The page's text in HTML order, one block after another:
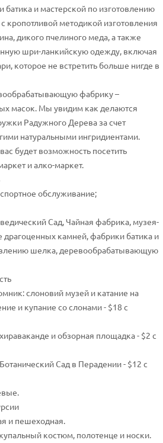
и мастерской по изготовлению
методикой изготовления
дикого пчелиного меда, а также
шри-ланкийскую одежду, включая
которое не встретить больше нигде в
фабрику –
масок. Мы увидим как делаются
Радужного Дерева за счет
натуральными ингридиентами.
будет возможность посетить
и алко-маркет.
обслуживание;
Сад, Чайная фабрика, музея-
драгоценных камней, фабрики батика и
шелка, деревообрабатывающую
слоновий музей и катание на
и купание со слонами - $18 с
и обзорная площадка - $2 с
Сад в Перадении - $12 с
и пешеходная.
костюм, полотенце и носки.